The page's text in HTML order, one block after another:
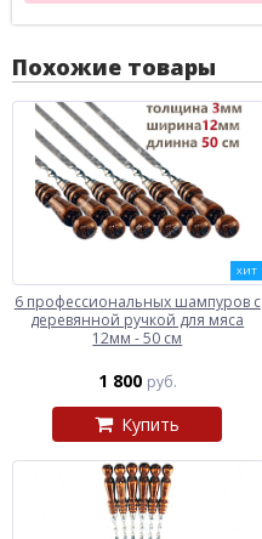
Похожие товары
ХИТ
6 профессиональных шампуров с
деревянной ручкой для мяса
12мм - 50 см
1 800 руб.
Купить